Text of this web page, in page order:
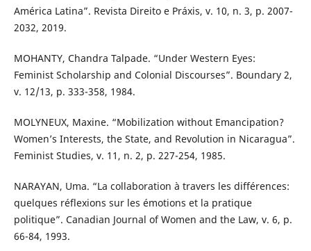
América Latina”. Revista Direito e Práxis, v. 10, n. 3, p. 2007-
2032, 2019.
MOHANTY, Chandra Talpade. “Under Western Eyes:
Feminist Scholarship and Colonial Discourses”. Boundary 2,
v. 12/13, p. 333-358, 1984.
MOLYNEUX, Maxine. “Mobilization without Emancipation?
Women’s Interests, the State, and Revolution in Nicaragua”.
Feminist Studies, v. 11, n. 2, p. 227-254, 1985.
NARAYAN, Uma. “La collaboration à travers les différences:
quelques réflexions sur les émotions et la pratique
politique”. Canadian Journal of Women and the Law, v. 6, p.
66-84, 1993.